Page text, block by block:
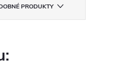
PRODUKTY